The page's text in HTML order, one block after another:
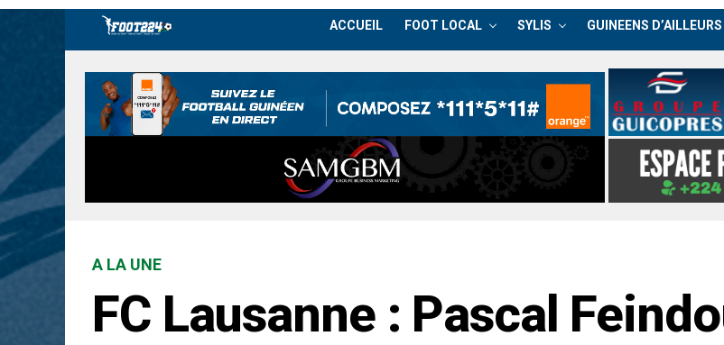
ACCUEIL FOOT LOCAL SYLIS GUINEENS D’AILLEURS
A LA UNE
FC Lausanne : Pascal